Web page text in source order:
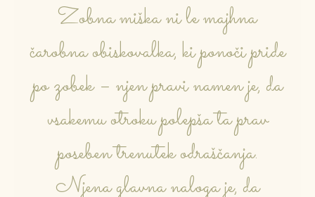
Zobna miška ni le majhna
čarobna obiskovalka, ki ponoči pride
po zobek – njen pravi namen je, da
vsakemu otroku polepša ta prav
poseben trenutek odraščanja.
Njena glavna naloga je, da